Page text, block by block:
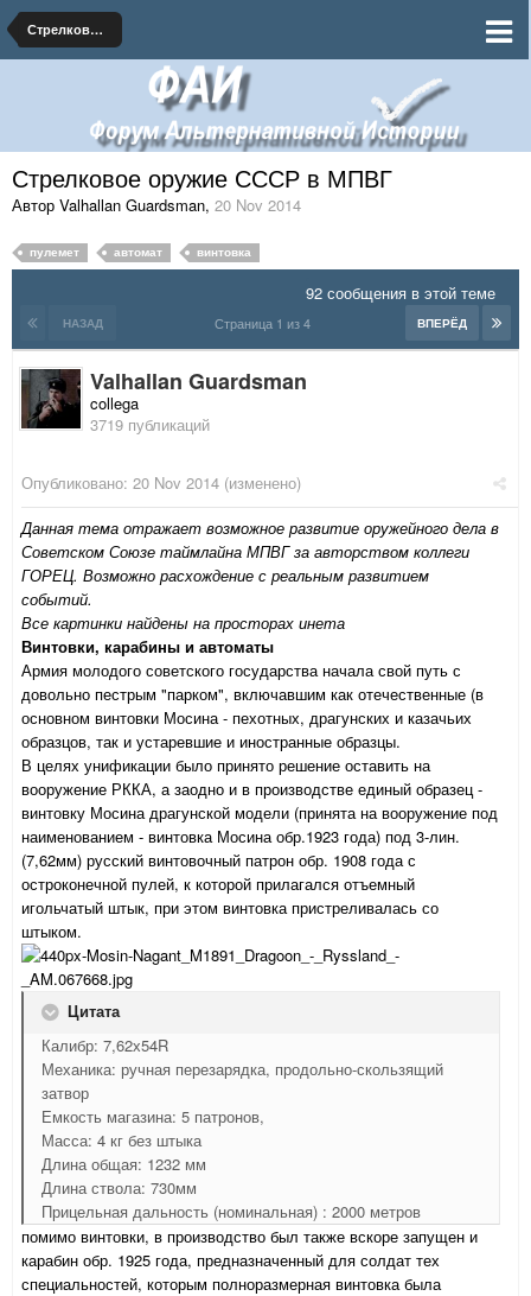
Стрелковое оружие
Стрелковое оружие СССР в МПВГ
Автор Valhallan Guardsman, 20 Nov 2014
пулемет автомат винтовка
92 сообщения в этой теме
НАЗАД ВПЕРЁД
Страница 1 из 4
Valhallan Guardsman
collega
3719 публикаций
Опубликовано: 20 Nov 2014 (изменено)
Данная тема отражает возможное развитие оружейного дела в
Советском Союзе таймлайна МПВГ за авторством коллеги
ГОРЕЦ. Возможно расхождение с реальным развитием
событий.
Все картинки найдены на просторах инета
Винтовки, карабины и автоматы
Армия молодого советского государства начала свой путь с
довольно пестрым "парком", включавшим как отечественные (в
основном винтовки Мосина - пехотных, драгунских и казачьих
образцов, так и устаревшие и иностранные образцы.
В целях унификации было принято решение оставить на
вооружение РККА, а заодно и в производстве единый образец -
винтовку Мосина драгунской модели (принята на вооружение под
наименованием - винтовка Мосина обр.1923 года) под 3-лин.
(7,62мм) русский винтовочный патрон обр. 1908 года с
остроконечной пулей, к которой прилагался отъемный
игольчатый штык, при этом винтовка пристреливалась со
штыком.
Цитата
Калибр: 7,62х54R
Механика: ручная перезарядка, продольно-скользящий
затвор
Емкость магазина: 5 патронов,
Масса: 4 кг без штыка
Длина общая: 1232 мм
Длина ствола: 730мм
Прицельная дальность (номинальная) : 2000 метров
помимо винтовки, в производство был также вскоре запущен и
карабин обр. 1925 года, предназначенный для солдат тех
специальностей, которым полноразмерная винтовка была